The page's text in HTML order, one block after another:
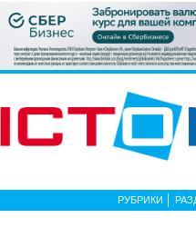
РУБРИКИ